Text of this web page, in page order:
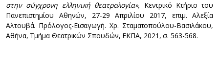
στην σύγχρονη ελληνική θεατρολογία», Κεντρικό Κτήριο του
Πανεπιστημίου Αθηνών, 27-29 Απριλίου 2017, επιμ. Αλεξία
Αλτουβά. Πρόλογος-Εισαγωγή. Χρ. Σταματοπούλου-Βασιλάκου,
Αθήνα, Τμήμα Θεατρικών Σπουδών, ΕΚΠΑ, 2021, σ. 563-568.